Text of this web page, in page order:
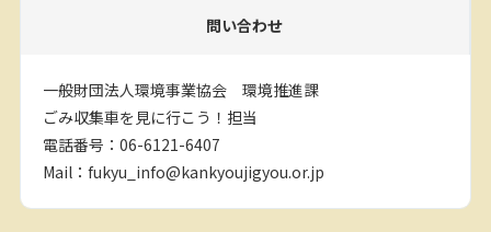
問い合わせ
一般財団法人環境事業協会 環境推進課
ごみ収集車を見に行こう！担当
電話番号：06-6121-6407
Mail：fukyu_info@kankyoujigyou.or.jp